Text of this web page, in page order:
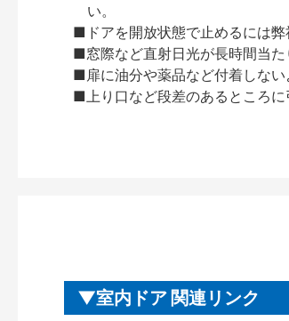
い。
■ドアを開放状態で止めるには
■窓際など直射日光が長時間当
■扉に油分や薬品など付着しない
■上り口など段差のあるところ
室内ドア 関連リンク